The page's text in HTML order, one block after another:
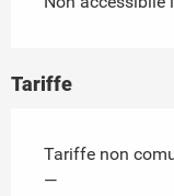
Tariffe
Tariffe non
—